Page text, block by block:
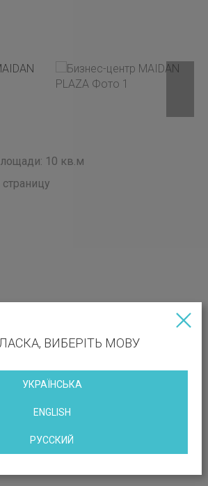
10 кв.м
страницу
ВИБЕРІТЬ МОВУ
УКРАЇНСЬКА
ENGLISH
РУССКИЙ